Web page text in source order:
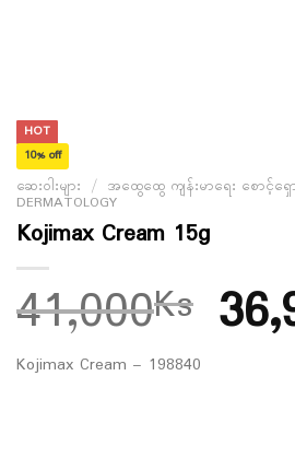
HOT
10% off
ဆေးဝါးများ / အထွေထွေ ကျန်းမာရေး စောင့်ရှ
DERMATOLOGY
Kojimax Cream 15g
41,000Ks
Kojimax Cream – 198840